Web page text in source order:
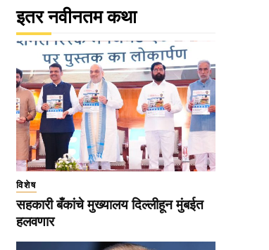
इतर नवीनतम कथा
विशेष
सहकारी बँकांचे मुख्यालय दिल्लीहून मुंबईत
हलवणार